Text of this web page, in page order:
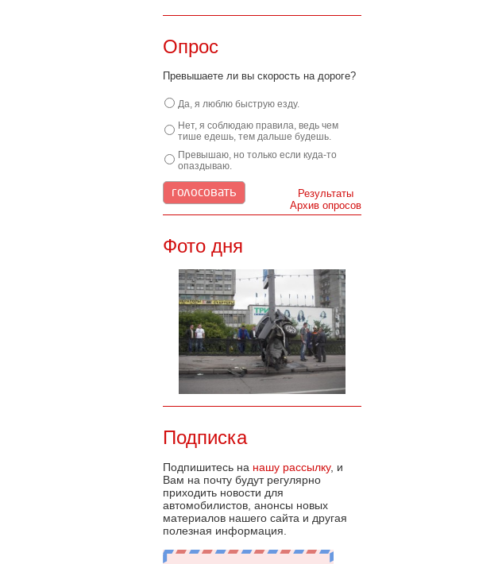
Опрос
Превышаете ли вы скорость на дороге?
Да, я люблю быструю езду.
Нет, я соблюдаю правила, ведь чем
тише едешь, тем дальше будешь.
Превышаю, но только если куда-то
опаздываю.
Результаты
Архив опросов
Фото дня
Подписка
Подпишитесь на нашу рассылку, и
Вам на почту будут регулярно
приходить новости для
автомобилистов, анонсы новых
материалов нашего сайта и другая
полезная информация.